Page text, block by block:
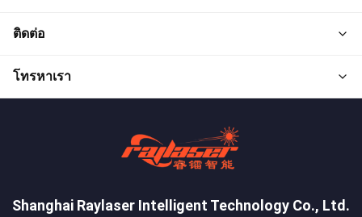
ติดต่อ
โทรหาเรา
Shanghai Raylaser Intelligent Technology Co., Ltd.